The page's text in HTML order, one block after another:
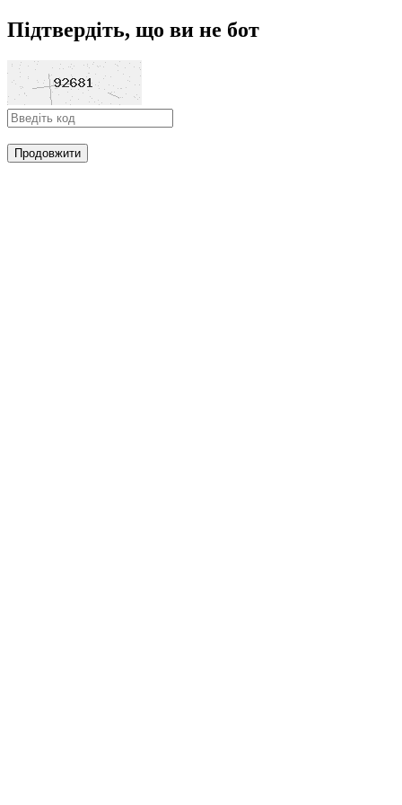
Підтвердіть, що ви не бот
Продовжити